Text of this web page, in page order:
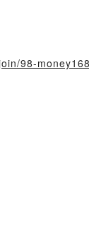
98-money168